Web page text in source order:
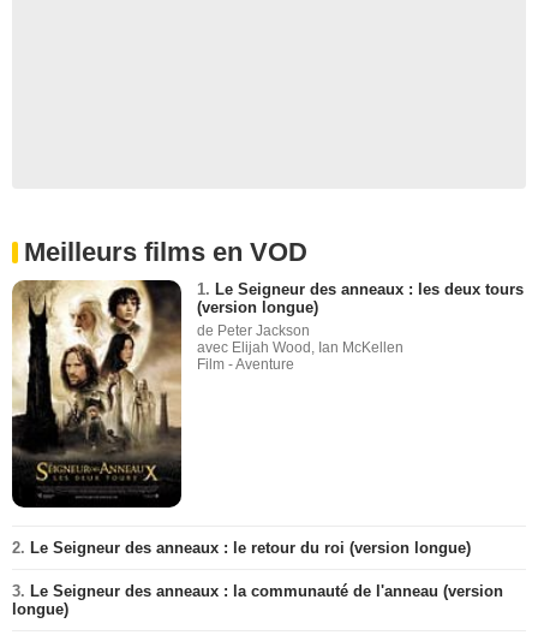
Meilleurs films en VOD
1. Le Seigneur des anneaux : les deux tours
(version longue)
de Peter Jackson
avec Elijah Wood, Ian McKellen
Film - Aventure
2. Le Seigneur des anneaux : le retour du roi (version longue)
3. Le Seigneur des anneaux : la communauté de l'anneau (version
longue)